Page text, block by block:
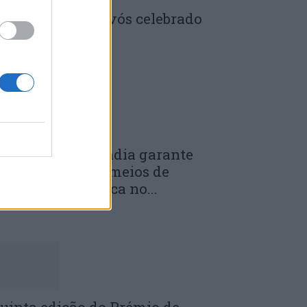
Penela: Dia dos Avós celebrado
comunidade
de Anadia garante
manutenção dos meios de
emergência médica no...
JULHO, 2026